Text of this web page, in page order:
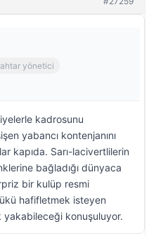
yönetici
kadrosunu
yabancı kontenjanını
kapıda. Sarı-lacivertlilerin
bağladığı dünyaca
bir kulüp resmi
hafifletmek isteyen
yakabileceği konuşuluyor.